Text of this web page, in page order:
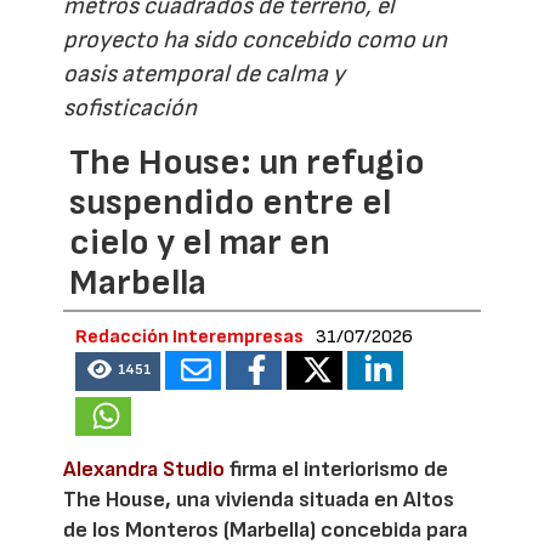
proyecto ha sido concebido como un
oasis atemporal de calma y
sofisticación
The House: un refugio
suspendido entre el
cielo y el mar en
Marbella
Redacción Interempresas 31/07/2026
1451
Alexandra Studio firma el interiorismo de
The House, una vivienda situada en Altos
de los Monteros (Marbella) concebida para